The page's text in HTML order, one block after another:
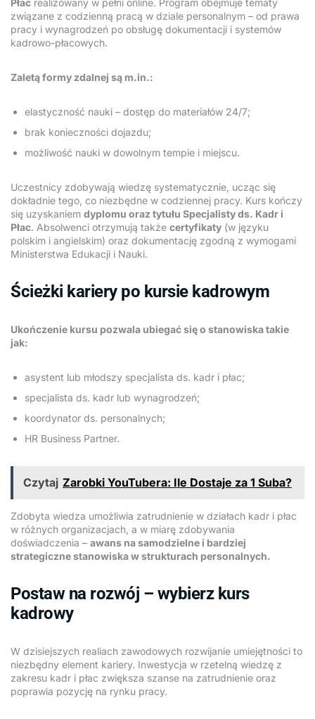
Płac realizowany w pełni online. Program obejmuje tematy
związane z codzienną pracą w dziale personalnym – od prawa
pracy i wynagrodzeń po obsługę dokumentacji i systemów
kadrowo-płacowych.
Zaletą formy zdalnej są m.in.:
elastyczność nauki – dostęp do materiałów 24/7;
brak konieczności dojazdu;
możliwość nauki w dowolnym tempie i miejscu.
Uczestnicy zdobywają wiedzę systematycznie, ucząc się
dokładnie tego, co niezbędne w codziennej pracy. Kurs kończy
się uzyskaniem dyplomu oraz tytułu Specjalisty ds. Kadr i
Płac. Absolwenci otrzymują także certyfikaty (w języku
polskim i angielskim) oraz dokumentację zgodną z wymogami
Ministerstwa Edukacji i Nauki.
Ścieżki kariery po kursie kadrowym
Ukończenie kursu pozwala ubiegać się o stanowiska takie
jak:
asystent lub młodszy specjalista ds. kadr i płac;
specjalista ds. kadr lub wynagrodzeń;
koordynator ds. personalnych;
HR Business Partner.
Czytaj Zarobki YouTubera: Ile Dostaje za 1 Suba?
Zdobyta wiedza umożliwia zatrudnienie w działach kadr i płac
w różnych organizacjach, a w miarę zdobywania
doświadczenia – awans na samodzielne i bardziej
strategiczne stanowiska w strukturach personalnych.
Postaw na rozwój – wybierz kurs
kadrowy
W dzisiejszych realiach zawodowych rozwijanie umiejętności to
niezbędny element kariery. Inwestycja w rzetelną wiedzę z
zakresu kadr i płac zwiększa szanse na zatrudnienie oraz
poprawia pozycję na rynku pracy.